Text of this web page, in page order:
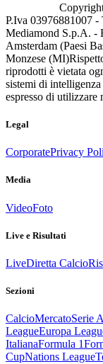
P.Iva 03976881007
Mediamond S.p.A. -
Amsterdam (Paesi
Monzese (MI)
riprodotti è vietata
sistemi di
espresso di utilizzare
Legal
CorporatePrivacy
Media
VideoFoto
Live e Risultati
LiveDiretta Calcio
Sezioni
CalcioMercatoSerie A
LeagueEuropa
ItalianaFormula 1
CupNations League